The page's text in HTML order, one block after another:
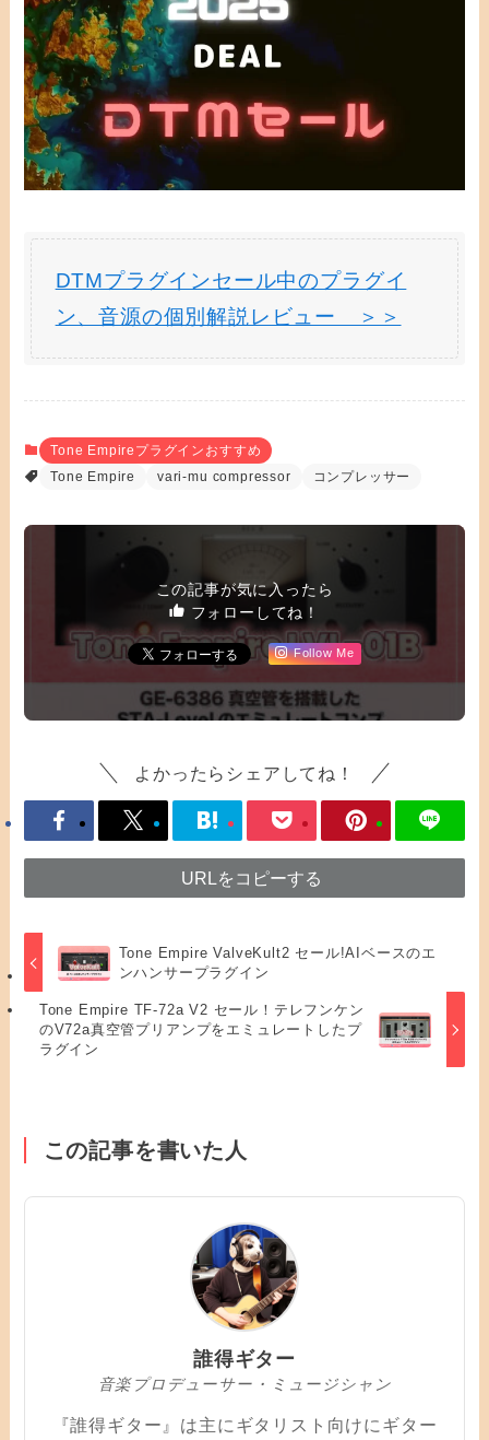
DTMプラグインセール中のプラグイ
ン、音源の個別解説レビュー ＞＞
Tone Empireプラグインおすすめ
Tone Empire
vari-mu compressor コンプレッサー
この記事が気に入ったら
フォローしてね！
Follow Me
よかったらシェアしてね！
URLをコピーする
Tone Empire ValveKult2 セール!AIベースのエ
ンハンサープラグイン
Tone Empire TF-72a V2 セール！テレフンケン
のV72a真空管プリアンプをエミュレートしたプ
ラグイン
この記事を書いた人
誰得ギター
音楽プロデューサー・ミュージシャン
『誰得ギター』は主にギタリスト向けにギター